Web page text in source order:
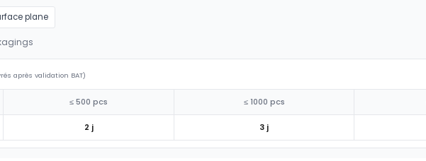
plane
après validation BAT)
≤ 500 pcs ≤ 1000 pcs
2 j 3 j